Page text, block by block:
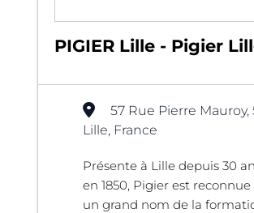
PIGIER Lille - Pigier
57 Rue Pierre Mauroy,
Lille, France
Présente à Lille depuis 30
en 1850, Pigier est
un grand nom de la